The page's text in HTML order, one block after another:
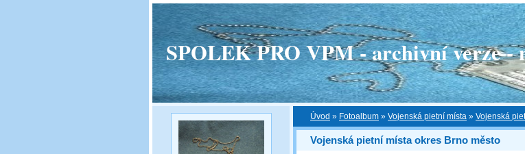
SPOLEK PRO VPM - archivní verze -
Úvod » Fotoalbum » Vojenská pietní místa » Vojenská
Vojenská pietní místa okres Brno město